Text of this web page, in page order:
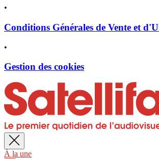
•
Conditions Générales de Vente et
•
Gestion des cookies
À la une